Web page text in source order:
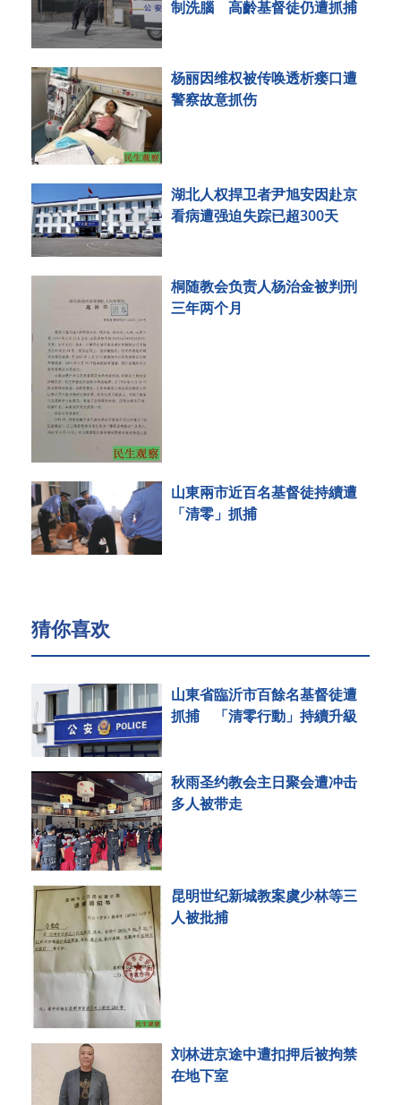
制洗腦 高齡基督徒仍遭抓捕
杨丽因维权被传唤透析瘘口遭
警察故意抓伤
湖北人权捍卫者尹旭安因赴京
看病遭强迫失踪已超300天
桐随教会负责人杨治金被判刑
三年两个月
山東兩市近百名基督徒持續遭
「清零」抓捕
猜你喜欢
山東省臨沂市百餘名基督徒遭
抓捕 「清零行動」持續升級
秋雨圣约教会主日聚会遭冲击
多人被带走
昆明世纪新城教案虞少林等三
人被批捕
刘林进京途中遭扣押后被拘禁
在地下室